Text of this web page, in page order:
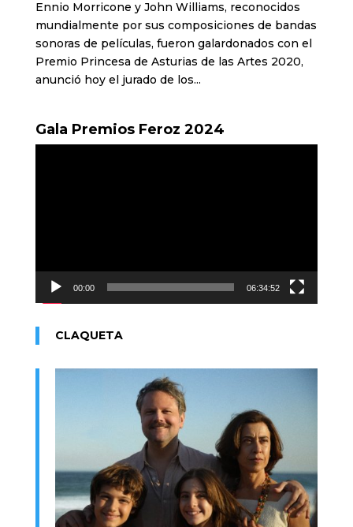
Ennio Morricone y John Williams, reconocidos
mundialmente por sus composiciones de bandas
sonoras de películas, fueron galardonados con el
Premio Princesa de Asturias de las Artes 2020,
anunció hoy el jurado de los...
Gala Premios Feroz 2024
00:00 06:34:52
CLAQUETA